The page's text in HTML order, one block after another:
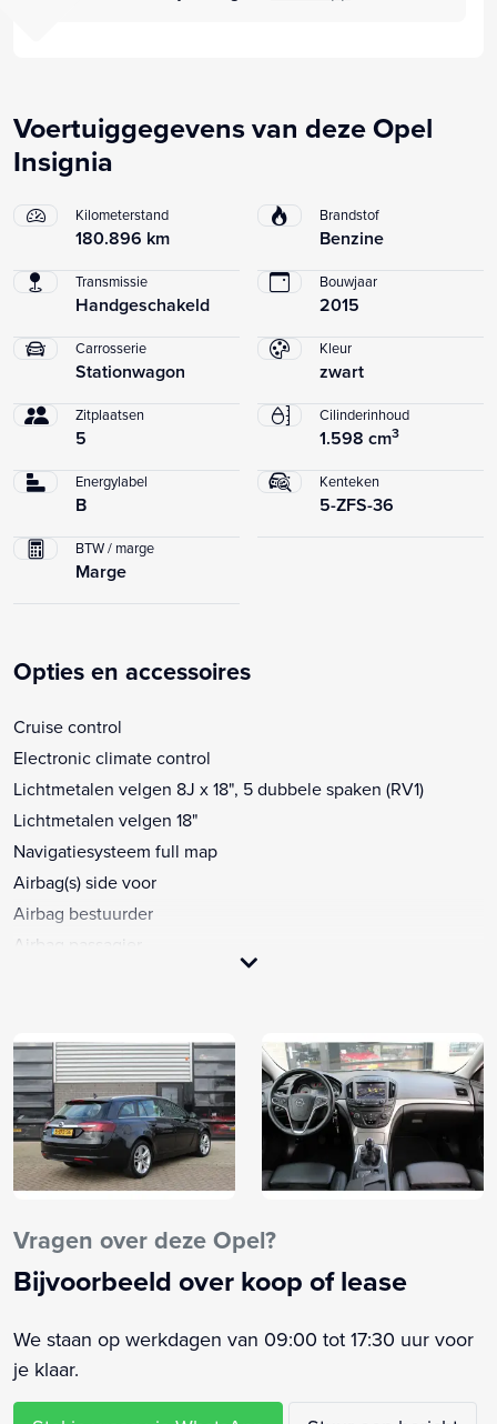
Voertuiggegevens van deze Opel
Insignia
Kilometerstand
180.896 km
Brandstof
Benzine
Transmissie
Handgeschakeld
Bouwjaar
2015
Carrosserie
Stationwagon
Kleur
zwart
Zitplaatsen
5
Cilinderinhoud
1.598 cm3
Energylabel
B
Kenteken
5-ZFS-36
BTW / marge
Marge
Opties en accessoires
Cruise control
Electronic climate control
Lichtmetalen velgen 8J x 18", 5 dubbele spaken (RV1)
Lichtmetalen velgen 18"
Navigatiesysteem full map
Airbag(s) side voor
Airbag bestuurder
Airbag passagier
Anti doorSlip Regeling
Armsteun achter
Armsteun voor
Bandenspanningscontrolesysteem
Brake Assist System
Buitenspiegels elektrisch verstel- en verwarmbaar
Business class pakket (LP18)
Centrale vergrendeling met afstandsbediening
Dakrails
Dimlichten automatisch
Elektrische ramen voor en achter
Vragen over deze Opel?
Bijvoorbeeld over koop of lease
We staan op werkdagen van 09:00 tot 17:30 uur voor
je klaar.